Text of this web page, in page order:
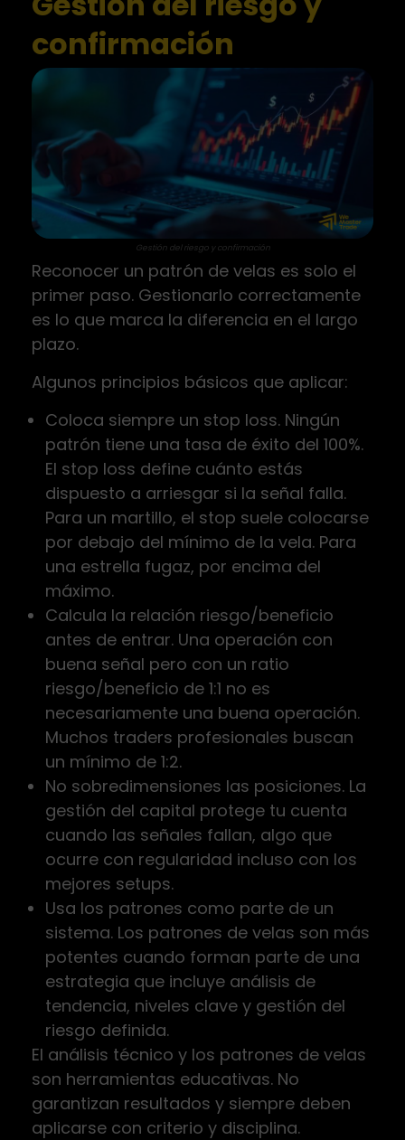
confirmación
Gestión del riesgo y confirmación
Reconocer un patrón de velas es solo el
primer paso. Gestionarlo correctamente
es lo que marca la diferencia en el largo
plazo.
Algunos principios básicos que aplicar:
Coloca siempre un stop loss. Ningún
patrón tiene una tasa de éxito del 100%.
El stop loss define cuánto estás
dispuesto a arriesgar si la señal falla.
Para un martillo, el stop suele colocarse
por debajo del mínimo de la vela. Para
una estrella fugaz, por encima del
máximo.
Calcula la relación riesgo/beneficio
antes de entrar. Una operación con
buena señal pero con un ratio
riesgo/beneficio de 1:1 no es
necesariamente una buena operación.
Muchos traders profesionales buscan
un mínimo de 1:2.
No sobredimensiones las posiciones. La
gestión del capital protege tu cuenta
cuando las señales fallan, algo que
ocurre con regularidad incluso con los
mejores setups.
Usa los patrones como parte de un
sistema. Los patrones de velas son más
potentes cuando forman parte de una
estrategia que incluye análisis de
tendencia, niveles clave y gestión del
riesgo definida.
El análisis técnico y los patrones de velas
son herramientas educativas. No
garantizan resultados y siempre deben
aplicarse con criterio y disciplina.